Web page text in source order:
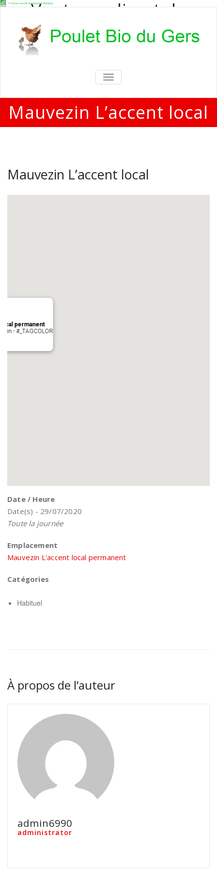
Vente en direct de
poulets bio
Vente en direct de poulets bio aux
particuliers et professionnels
TOGGLE
NAVIGATION
Mauvezin L’accent local
Mauvezin L’accent local
permanent
- #_TAGCOLOR
Date / Heure
Date(s) - 29/07/2020
Toute la journée
Emplacement
Mauvezin L'accent local permanent
Catégories
Habituel
À propos de l’auteur
admin6990
administrator